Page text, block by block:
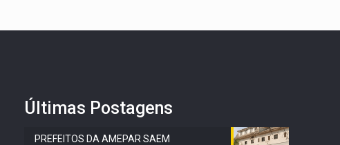
Últimas Postagens
PREFEITOS DA AMEPAR SAEM